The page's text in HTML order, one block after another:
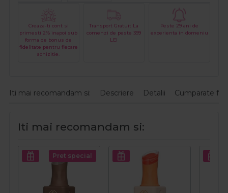
Creaza-ti cont si
primesti 2% inapoi sub
forma de bonus de
fidelitate pentru fiecare
achizitie.
Transport Gratuit La
comenzi de peste 399
LEI
Peste 29 ani de
experienta in domeniu
Iti mai recomandam si: Descriere Detalii Cumparate
Iti mai recomandam si:
Pret special